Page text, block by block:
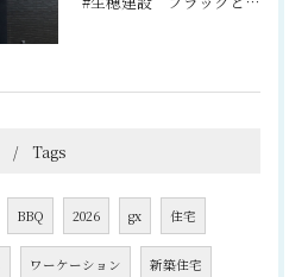
Tags
BBQ 2026 gx 住宅
ワーケーション 新築住宅